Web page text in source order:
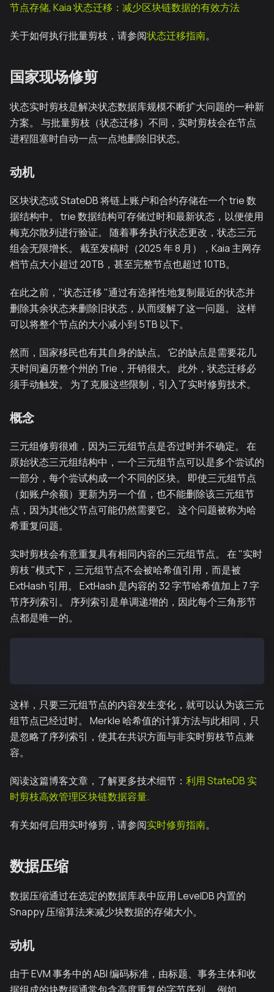
节点存储, Kaia 状态迁移：减少区块链数据的有效方法
关于如何执行批量剪枝，请参阅状态迁移指南。
国家现场修剪
状态实时剪枝是解决状态数据库规模不断扩大问题的一种新
方案。 与批量剪枝（状态迁移）不同，实时剪枝会在节点
进程阻塞时自动一点一点地删除旧状态。
动机
区块状态或 StateDB 将链上账户和合约存储在一个 trie 数
据结构中。 trie 数据结构可存储过时和最新状态，以便使用
梅克尔散列进行验证。 随着事务执行状态更改，状态三元
组会无限增长。 截至发稿时（2025 年 8 月），Kaia 主网存
档节点大小超过 20TB，甚至完整节点也超过 10TB。
在此之前，"状态迁移 "通过有选择性地复制最近的状态并
删除其余状态来删除旧状态，从而缓解了这一问题。 这样
可以将整个节点的大小减小到 5TB 以下。
然而，国家移民也有其自身的缺点。 它的缺点是需要花几
天时间遍历整个州的 Trie，开销很大。 此外，状态迁移必
须手动触发。 为了克服这些限制，引入了实时修剪技术。
概念
三元组修剪很难，因为三元组节点是否过时并不确定。 在
原始状态三元组结构中，一个三元组节点可以是多个尝试的
一部分，每个尝试构成一个不同的区块。 即使三元组节点
（如账户余额）更新为另一个值，也不能删除该三元组节
点，因为其他父节点可能仍然需要它。 这个问题被称为哈
希重复问题。
实时剪枝会有意重复具有相同内容的三元组节点。 在 "实时
剪枝 "模式下，三元组节点不会被哈希值引用，而是被
ExtHash 引用。 ExtHash 是内容的 32 字节哈希值加上 7 字
节序列索引。 序列索引是单调递增的，因此每个三角形节
点都是唯一的。
这样，只要三元组节点的内容发生变化，就可以认为该三元
组节点已经过时。 Merkle 哈希值的计算方法与此相同，只
是忽略了序列索引，使其在共识方面与非实时剪枝节点兼
容。
阅读这篇博客文章，了解更多技术细节： 利用 StateDB 实
时剪枝高效管理区块链数据容量.
有关如何启用实时修剪，请参阅实时修剪指南。
数据压缩
数据压缩通过在选定的数据库表中应用 LevelDB 内置的
Snappy 压缩算法来减少块数据的存储大小。
动机
由于 EVM 事务中的 ABI 编码标准，由标题、事务主体和收